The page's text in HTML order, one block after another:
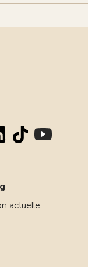
actuelle